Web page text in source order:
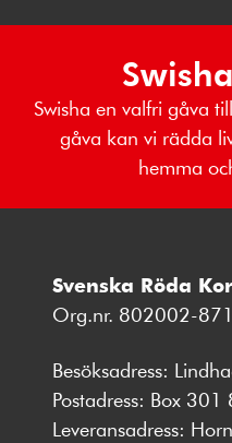
Swisha en valfri gåva
gåva kan vi rädda
hemma
Svenska Röda
Org.nr. 802002-
Besöksadress:
Postadress: Box
Leveransadress: